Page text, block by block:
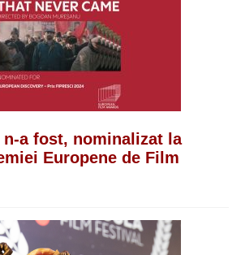
n-a fost, nominalizat la
Europene de Film